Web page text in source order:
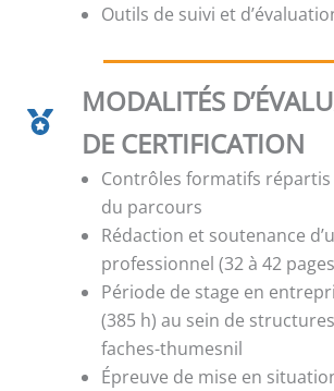
Outils de suivi et
MODALITÉS
DE CERTIFICATION
Contrôles formatifs répartis
du parcours
Rédaction et soutenance
professionnel (32 à 42
Période de stage en
(385 h) au sein de
faches-thumesnil
Épreuve de mise en